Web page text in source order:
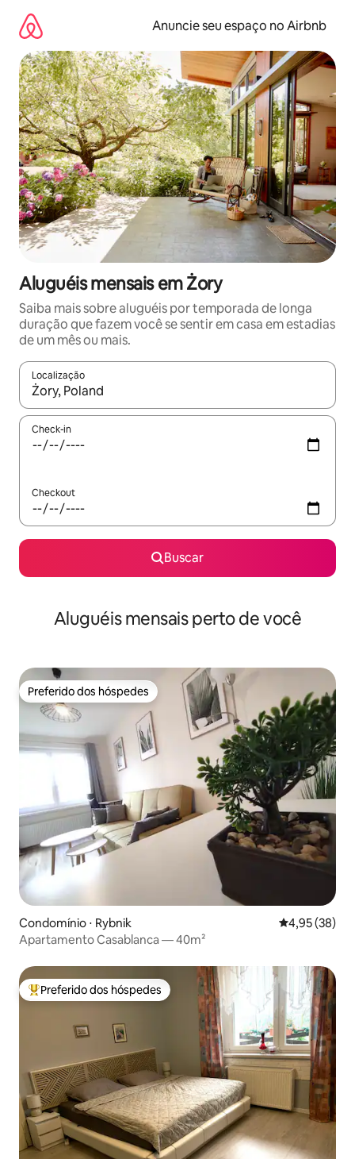
para
conteúdo
Anuncie seu espaço no Airbnb
Aluguéis mensais em Żory
Saiba mais sobre aluguéis por temporada de longa
duração que fazem você se sentir em casa em estadias
de um mês ou mais.
Localização
Quando os resultados estiverem disponíveis, explore-os
Check-in
Checkout
Buscar
Aluguéis mensais perto de você
Preferido dos hóspedes
Preferido dos hóspedes
Condomínio ⋅ Rybnik 4,95 de uma
4,95 (38)
Apartamento Casablanca — 40m²
Entre os melhores preferidos dos hóspedes
Preferido dos hóspedes